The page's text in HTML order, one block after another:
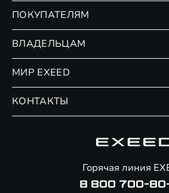
ПОКУПАТЕЛЯМ
Страхование
ВЛАДЕЛЬЦАМ
Сервис
Помощь на дорогах
Специальные предложения
МИР EXEED
КОНТАКТЫ
Горячая линия
8 800 700-